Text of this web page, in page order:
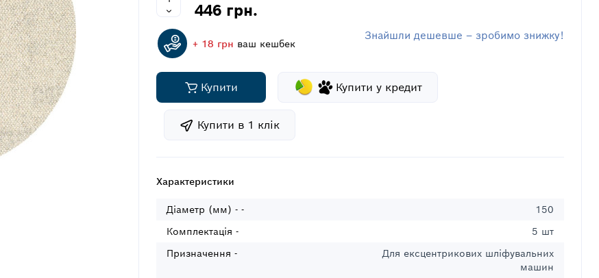
446 грн.
+ 18 грн ваш кешбек
Знайшли дешевше – зробимо знижку!
Купити Купити у кредит
Купити в 1 клiк
Характеристики
Діаметр (мм) - -
150
Комплектація -
5 шт
Призначення -
Для ексцентрикових шліфувальних
машин